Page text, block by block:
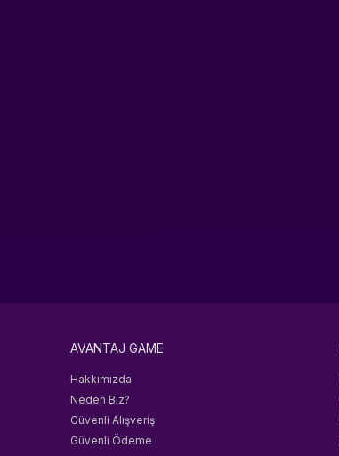
AVANTAJ GAME
Hakkımızda
Neden Biz?
Güvenli Alışveriş
Güvenli Ödeme